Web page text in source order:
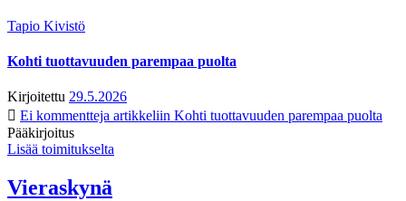
Tapio Kivistö
Kohti tuottavuuden parempaa puolta
Kirjoitettu 29.5.2026
Ei kommentteja artikkeliin Kohti tuottavuuden parempaa puolta
Pääkirjoitus
Lisää toimitukselta
Vieraskynä